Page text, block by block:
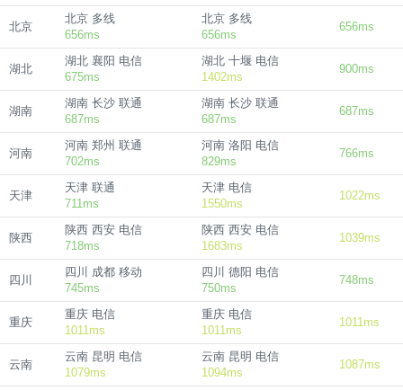
北京
北京 多线
656ms
北京 多线
656ms
656ms
湖北
湖北 襄阳 电信
675ms
湖北 十堰 电信
1402ms
900ms
湖南
湖南 长沙 联通
687ms
湖南 长沙 联通
687ms
687ms
河南
河南 郑州 联通
702ms
河南 洛阳 电信
829ms
766ms
天津
天津 联通
711ms
天津 电信
1550ms
1022ms
陕西
陕西 西安 电信
718ms
陕西 西安 电信
1683ms
1039ms
四川
四川 成都 移动
745ms
四川 德阳 电信
750ms
748ms
重庆
重庆 电信
1011ms
重庆 电信
1011ms
1011ms
云南
云南 昆明 电信
1079ms
云南 昆明 电信
1094ms
1087ms